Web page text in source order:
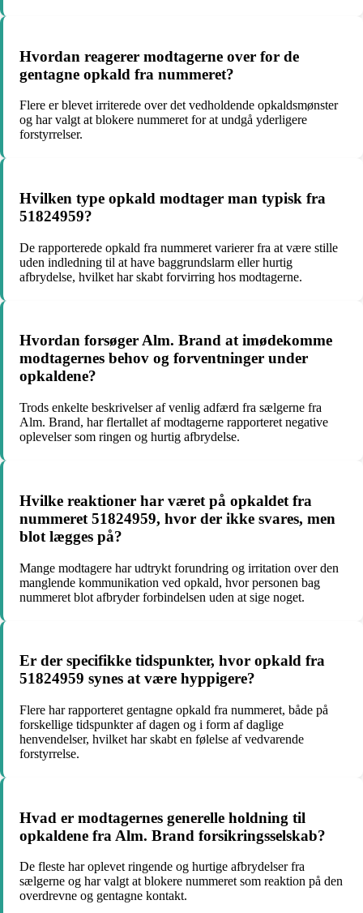
Hvordan reagerer modtagerne over for de
gentagne opkald fra nummeret?
Flere er blevet irriterede over det vedholdende opkaldsmønster
og har valgt at blokere nummeret for at undgå yderligere
forstyrrelser.
Hvilken type opkald modtager man typisk fra
51824959?
De rapporterede opkald fra nummeret varierer fra at være stille
uden indledning til at have baggrundslarm eller hurtig
afbrydelse, hvilket har skabt forvirring hos modtagerne.
Hvordan forsøger Alm. Brand at imødekomme
modtagernes behov og forventninger under
opkaldene?
Trods enkelte beskrivelser af venlig adfærd fra sælgerne fra
Alm. Brand, har flertallet af modtagerne rapporteret negative
oplevelser som ringen og hurtig afbrydelse.
Hvilke reaktioner har været på opkaldet fra
nummeret 51824959, hvor der ikke svares, men
blot lægges på?
Mange modtagere har udtrykt forundring og irritation over den
manglende kommunikation ved opkald, hvor personen bag
nummeret blot afbryder forbindelsen uden at sige noget.
Er der specifikke tidspunkter, hvor opkald fra
51824959 synes at være hyppigere?
Flere har rapporteret gentagne opkald fra nummeret, både på
forskellige tidspunkter af dagen og i form af daglige
henvendelser, hvilket har skabt en følelse af vedvarende
forstyrrelse.
Hvad er modtagernes generelle holdning til
opkaldene fra Alm. Brand forsikringsselskab?
De fleste har oplevet ringende og hurtige afbrydelser fra
sælgerne og har valgt at blokere nummeret som reaktion på den
overdrevne og gentagne kontakt.